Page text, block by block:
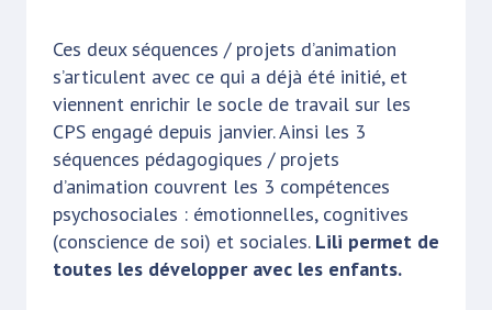
Ces deux séquences / projets d’animation
s’articulent avec ce qui a déjà été initié, et
viennent enrichir le socle de travail sur les
CPS engagé depuis janvier. Ainsi les 3
séquences pédagogiques / projets
d’animation couvrent les 3 compétences
psychosociales : émotionnelles, cognitives
(conscience de soi) et sociales. Lili permet de
toutes les développer avec les enfants.